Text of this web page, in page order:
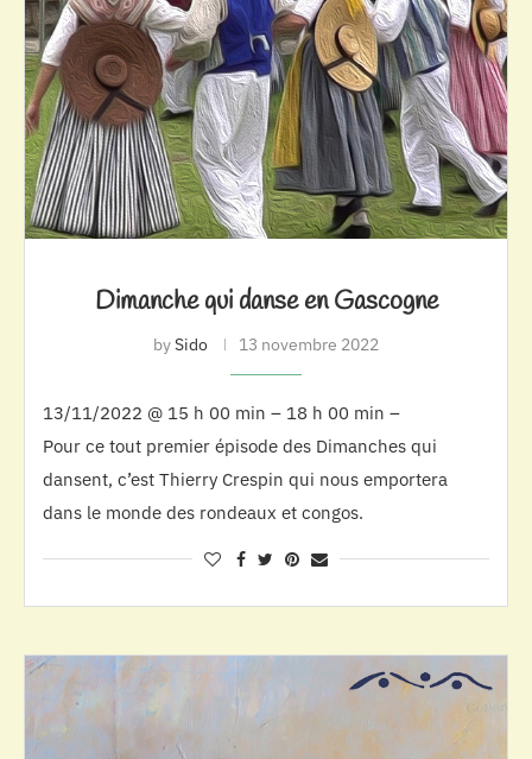
Dimanche qui danse en Gascogne
bySido 13 novembre 2022
13/11/2022 @ 15 h 00 min – 18 h 00 min –
Pour ce tout premier épisode des Dimanches qui
dansent, c’est Thierry Crespin qui nous emportera
dans le monde des rondeaux et congos.